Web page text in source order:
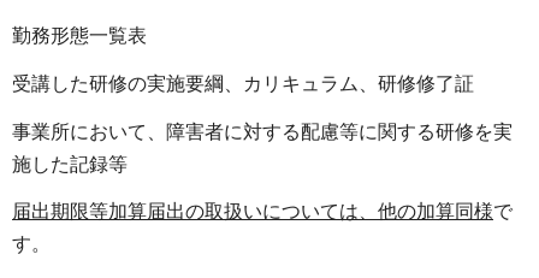
勤務形態一覧表
受講した研修の実施要綱、カリキュラム、研修修了証
事業所において、障害者に対する配慮等に関する研修を実
施した記録等
届出期限等加算届出の取扱いについては、他の加算同様で
す。